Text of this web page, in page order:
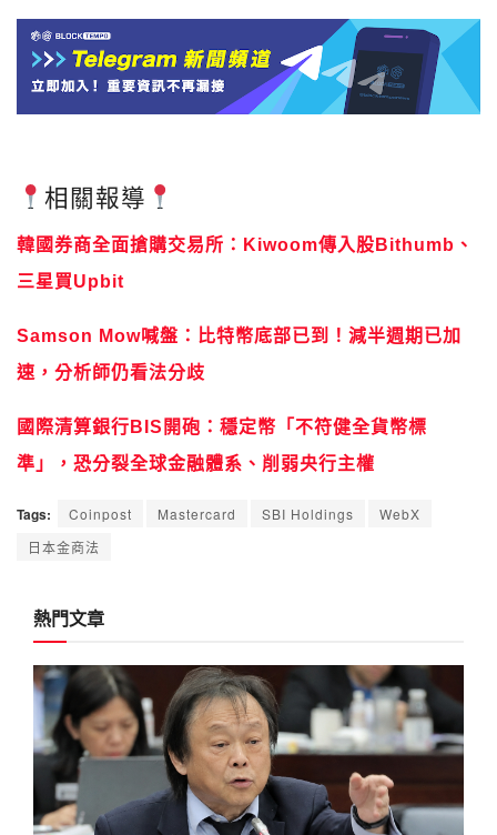
相關報導
韓國券商全面搶購交易所：Kiwoom傳入股Bithumb、
三星買Upbit
Samson Mow喊盤：比特幣底部已到！減半週期已加
速，分析師仍看法分歧
國際清算銀行BIS開砲：穩定幣「不符健全貨幣標
準」，恐分裂全球金融體系、削弱央行主權
Tags: Coinpost Mastercard SBI Holdings
WebX
日本金商法
熱門文章